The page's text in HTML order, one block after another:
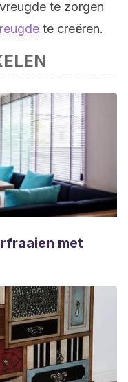
te zorgen
te creëren.
met